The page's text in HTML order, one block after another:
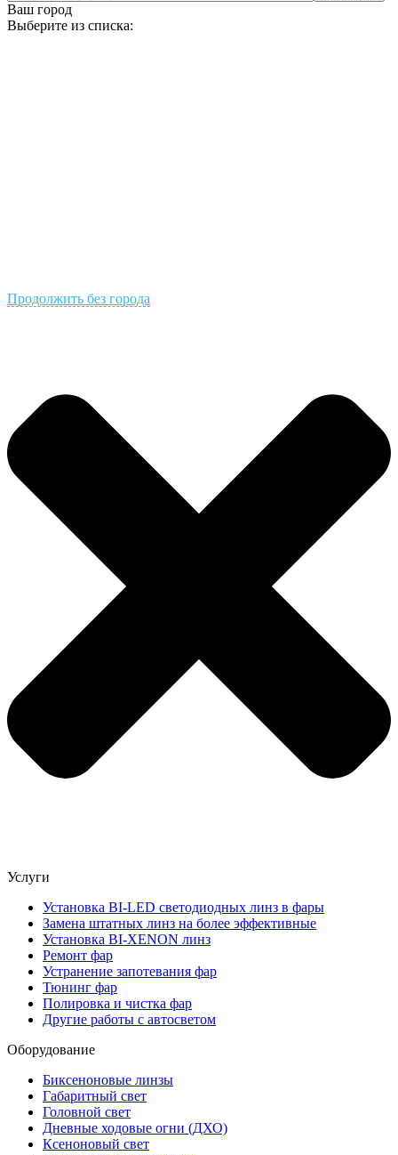
Ваш город
Выберите из списка:
Продолжить без города
Услуги
Установка BI-LED светодиодных линз в фары
Замена штатных линз на более эффективные
Установка BI-XENON линз
Ремонт фар
Устранение запотевания фар
Тюнинг фар
Полировка и чистка фар
Другие работы с автосветом
Оборудование
Биксеноновые линзы
Габаритный свет
Головной свет
Дневные ходовые огни (ДХО)
Ксеноновый свет